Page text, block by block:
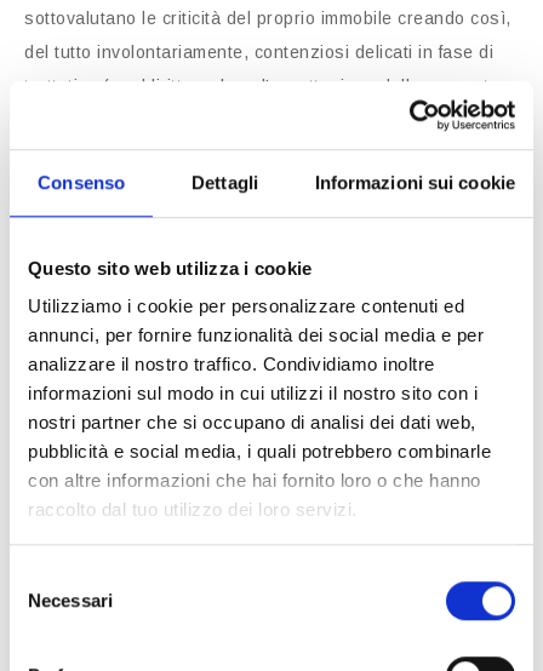
Consenso Dettagli Informazioni sui cookie
Questo sito web utilizza i cookie
Utilizziamo i cookie per personalizzare contenuti ed
annunci, per fornire funzionalità dei social media e per
analizzare il nostro traffico. Condividiamo inoltre
informazioni sul modo in cui utilizzi il nostro sito con i
nostri partner che si occupano di analisi dei dati web,
pubblicità e social media, i quali potrebbero combinarle
con altre informazioni che hai fornito loro o che hanno
raccolto dal tuo utilizzo dei loro servizi.
delNecessari
sottovalutano le criticità del proprio immobile creando così,
del tutto involontariamente, contenziosi delicati in fase di
trattativa (o addirittura dopo l’accettazione della proposta
La due diligence si fonda:
la propria attività, così come le verifiche per una prima casa
da acquistare con mutuo saranno diverse rispetto a quelle
della prima casa da acquistare avendo già la provvista
pronta);